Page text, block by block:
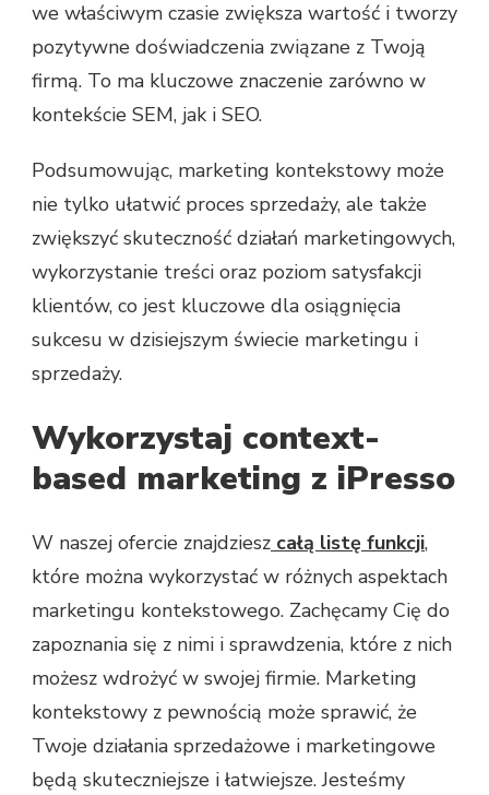
we właściwym czasie zwiększa wartość i tworzy
pozytywne doświadczenia związane z Twoją
firmą. To ma kluczowe znaczenie zarówno w
kontekście SEM, jak i SEO.
Podsumowując, marketing kontekstowy może
nie tylko ułatwić proces sprzedaży, ale także
zwiększyć skuteczność działań marketingowych,
wykorzystanie treści oraz poziom satysfakcji
klientów, co jest kluczowe dla osiągnięcia
sukcesu w dzisiejszym świecie marketingu i
sprzedaży.
Wykorzystaj context-
based marketing z iPresso
W naszej ofercie znajdziesz całą listę funkcji,
które można wykorzystać w różnych aspektach
marketingu kontekstowego. Zachęcamy Cię do
zapoznania się z nimi i sprawdzenia, które z nich
możesz wdrożyć w swojej firmie. Marketing
kontekstowy z pewnością może sprawić, że
Twoje działania sprzedażowe i marketingowe
będą skuteczniejsze i łatwiejsze. Jesteśmy